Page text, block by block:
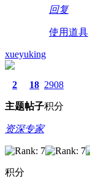
回复
使用道具
xueyuking
2
主题
18
帖子
2908
积分
资深专家
积分